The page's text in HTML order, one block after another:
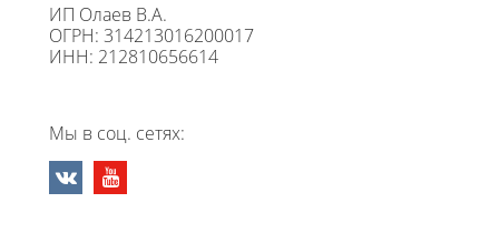
ИП Олаев В.А.
ОГРН: 314213016200017
ИНН: 212810656614
Мы в соц. сетях: